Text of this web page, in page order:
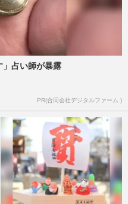
」占い師が暴露
PR(合同会社デジタルファーム )